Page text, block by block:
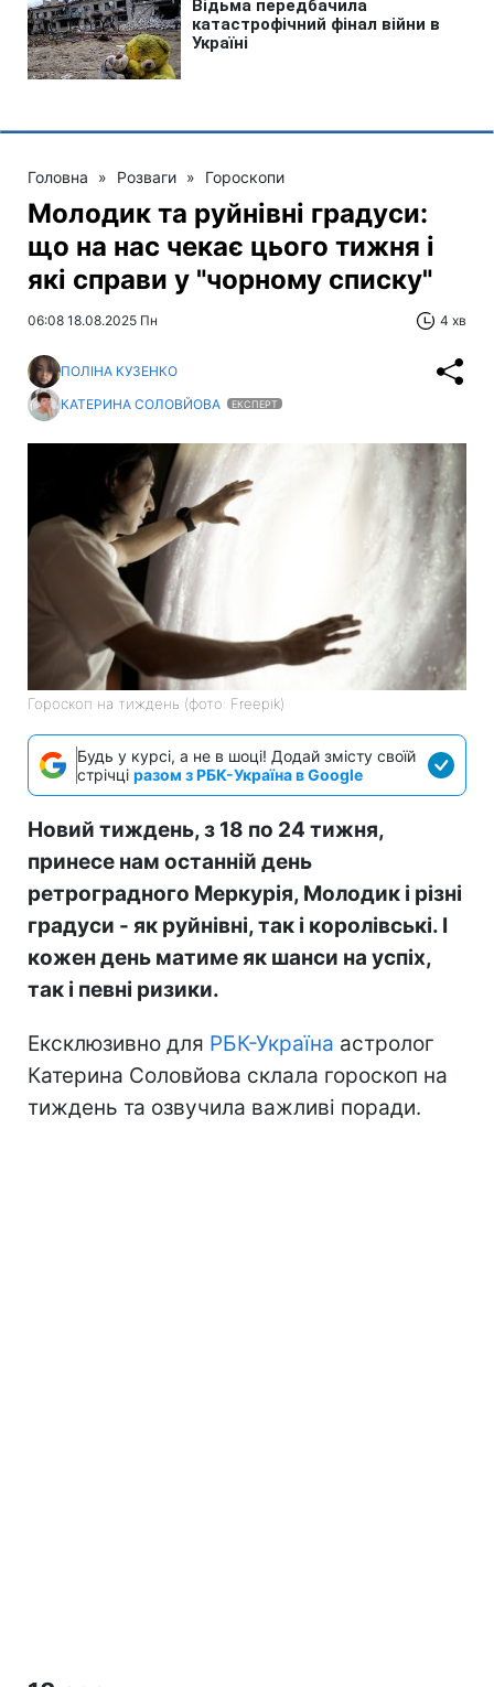
Головна » Розваги » Гороскопи
Молодик та руйнівні градуси:
що на нас чекає цього тижня і
які справи у "чорному списку"
06:08 18.08.2025 Пн 4 хв
ПОЛІНА КУЗЕНКО
КАТЕРИНА СОЛОВЙОВА
ЕКСПЕРТ
Гороскоп на тиждень (фото: Freepik)
Будь у курсі, а не в шоці! Додай змісту своїй
стрічці разом з РБК-Україна в Google
Новий тиждень, з 18 по 24 тижня,
принесе нам останній день
ретроградного Меркурія, Молодик і різні
градуси - як руйнівні, так і королівські. І
кожен день матиме як шанси на успіх,
так і певні ризики.
Ексклюзивно для РБК-Україна астролог
Катерина Соловйова склала гороскоп на
тиждень та озвучила важливі поради.